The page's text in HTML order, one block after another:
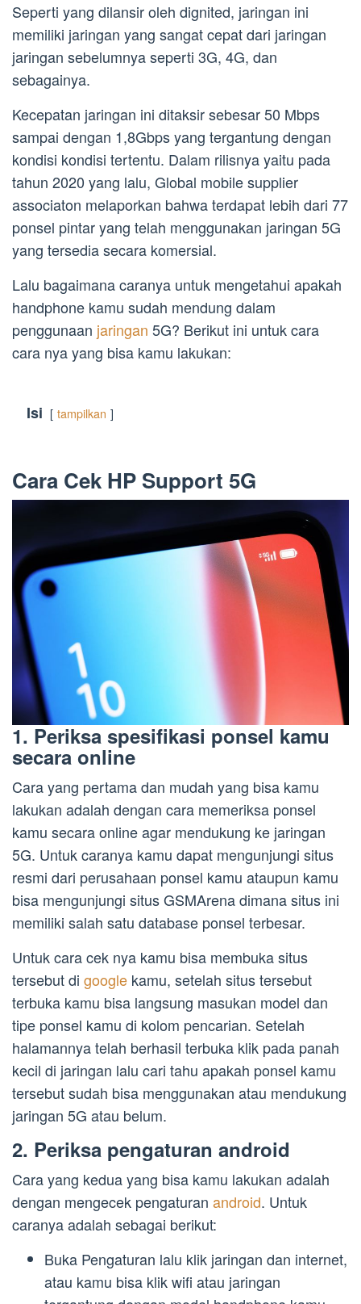
Seperti yang dilansir oleh dignited, jaringan ini
memiliki jaringan yang sangat cepat dari jaringan
jaringan sebelumnya seperti 3G, 4G, dan
sebagainya.
Kecepatan jaringan ini ditaksir sebesar 50 Mbps
sampai dengan 1,8Gbps yang tergantung dengan
kondisi kondisi tertentu. Dalam rilisnya yaitu pada
tahun 2020 yang lalu, Global mobile supplier
associaton melaporkan bahwa terdapat lebih dari 77
ponsel pintar yang telah menggunakan jaringan 5G
yang tersedia secara komersial.
Lalu bagaimana caranya untuk mengetahui apakah
handphone kamu sudah mendung dalam
penggunaan jaringan 5G? Berikut ini untuk cara
cara nya yang bisa kamu lakukan:
Isi tampilkan
Cara Cek HP Support 5G
1. Periksa spesifikasi ponsel kamu
secara online
Cara yang pertama dan mudah yang bisa kamu
lakukan adalah dengan cara memeriksa ponsel
kamu secara online agar mendukung ke jaringan
5G. Untuk caranya kamu dapat mengunjungi situs
resmi dari perusahaan ponsel kamu ataupun kamu
bisa mengunjungi situs GSMArena dimana situs ini
memiliki salah satu database ponsel terbesar.
Untuk cara cek nya kamu bisa membuka situs
tersebut di google kamu, setelah situs tersebut
terbuka kamu bisa langsung masukan model dan
tipe ponsel kamu di kolom pencarian. Setelah
halamannya telah berhasil terbuka klik pada panah
kecil di jaringan lalu cari tahu apakah ponsel kamu
tersebut sudah bisa menggunakan atau mendukung
jaringan 5G atau belum.
2. Periksa pengaturan android
Cara yang kedua yang bisa kamu lakukan adalah
dengan mengecek pengaturan android. Untuk
caranya adalah sebagai berikut:
Buka Pengaturan lalu klik jaringan dan internet,
atau kamu bisa klik wifi atau jaringan